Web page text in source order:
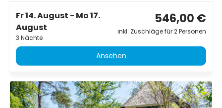
Fr 14. August - Mo 17.
August
3 Nächte
546,00 €
inkl. Zuschläge für 2 Personen
Ansehen